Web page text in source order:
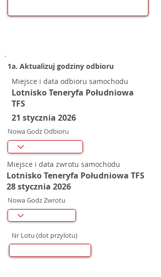
1a. Aktualizuj godziny odbioru
Miejsce i data odbioru samochodu
Lotnisko Teneryfa Południowa
TFS
21 stycznia 2026
Nowa Godz Odbioru
Miejsce i data zwrotu samochodu
Lotnisko Teneryfa Południowa TFS
28 stycznia 2026
Nowa Godz Zwrotu
Nr Lotu (dot przylotu)